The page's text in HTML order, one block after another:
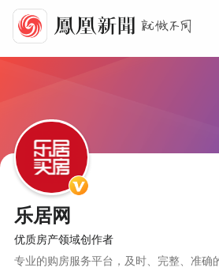
乐居网
优质房产领域创作者
专业的购房服务平台，及时、完整、准确